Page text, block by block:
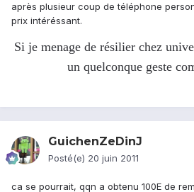
après plusieur coup de téléphone
prix intéréssant.
Si je menage de résilier chez
un quelconque geste
GuichenZeDinJ
Posté(e) 20 juin 2011
ca se pourrait, qqn a obtenu 100E de